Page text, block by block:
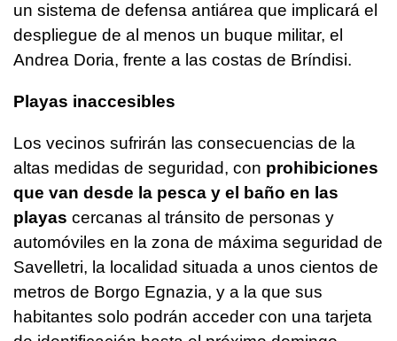
un sistema de defensa antiárea que implicará el
despliegue de al menos un buque militar, el
Andrea Doria, frente a las costas de Bríndisi.
Playas inaccesibles
Los vecinos sufrirán las consecuencias de la
altas medidas de seguridad, con prohibiciones
que van desde la pesca y el baño en las
playas cercanas al tránsito de personas y
automóviles en la zona de máxima seguridad de
Savelletri, la localidad situada a unos cientos de
metros de Borgo Egnazia, y a la que sus
habitantes solo podrán acceder con una tarjeta